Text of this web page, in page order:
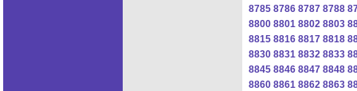
8785 8786 8787 8788
8800 8801 8802 8803
8815 8816 8817 8818
8830 8831 8832 8833
8845 8846 8847 8848
8860 8861 8862 8863